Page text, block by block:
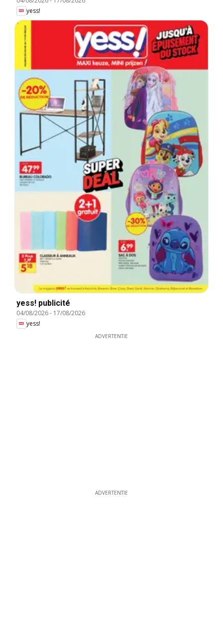
yess!
yess! publicité
04/08/2026- 17/08/2026
yess!
ADVERTENTIE
ADVERTENTIE